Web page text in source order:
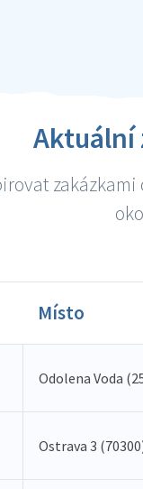
Aktuální
Místo
Odolena Voda
Ostrava 3